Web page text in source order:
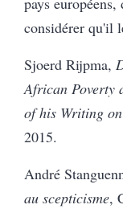
considérer qu'il
Sjoerd Rijpma,
African Poverty
of his Writing
2015.
André
au scepticisme,